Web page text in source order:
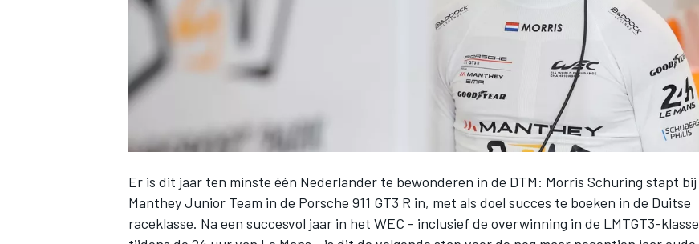
Er is dit jaar ten minste één Nederlander te bewonderen in de DTM: Morris Schuring stapt bij
Manthey Junior Team in de Porsche 911 GT3 R in, met als doel succes te boeken in de Duitse
raceklasse. Na een succesvol jaar in het WEC - inclusief de overwinning in de LMTGT3-klasse